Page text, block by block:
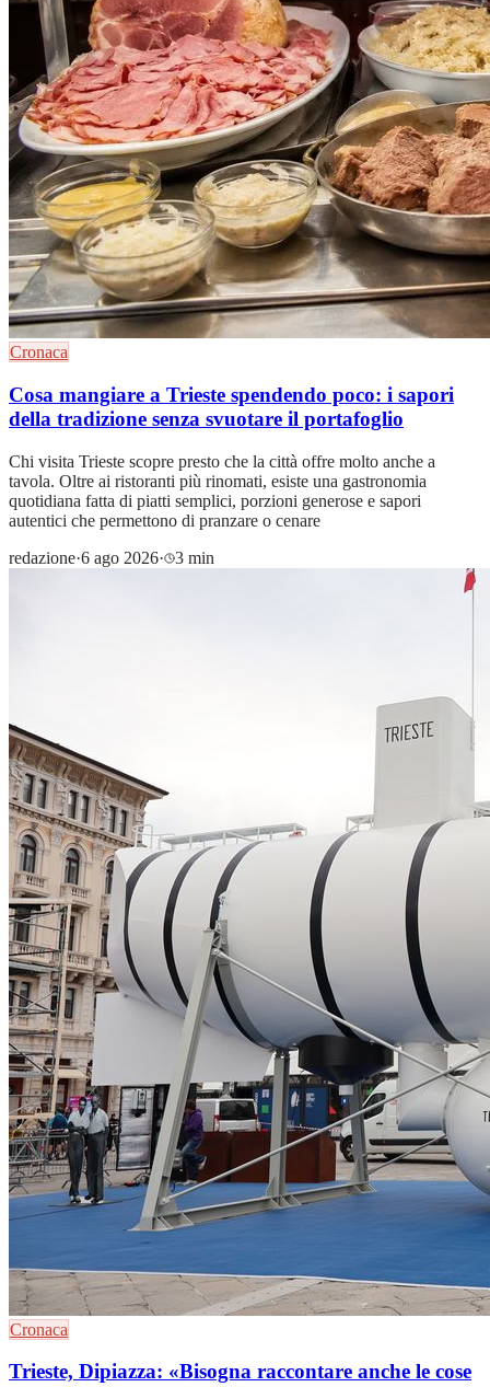
Cronaca
Cosa mangiare a Trieste spendendo poco: i sapori
della tradizione senza svuotare il portafoglio
Chi visita Trieste scopre presto che la città offre molto anche a
tavola. Oltre ai ristoranti più rinomati, esiste una gastronomia
quotidiana fatta di piatti semplici, porzioni generose e sapori
autentici che permettono di pranzare o cenare
redazione·6 ago 2026· 3 min
Cronaca
Trieste, Dipiazza: «Bisogna raccontare anche le cose